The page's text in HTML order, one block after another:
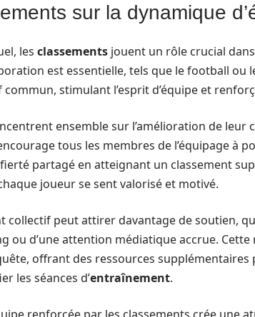
sur la dynamique
les classements jouent un rôle crucial
est essentielle, tels que le football ou
stimulant l’esprit d’équipe et
ensemble sur l’amélioration de leur
tous les membres de l’équipage à
partagé en atteignant un classement
joueur se sent valorisé et motivé.
collectif peut attirer davantage de soutien,
ou d’une attention médiatique accrue.
offrant des ressources
les séances d’entraînement.